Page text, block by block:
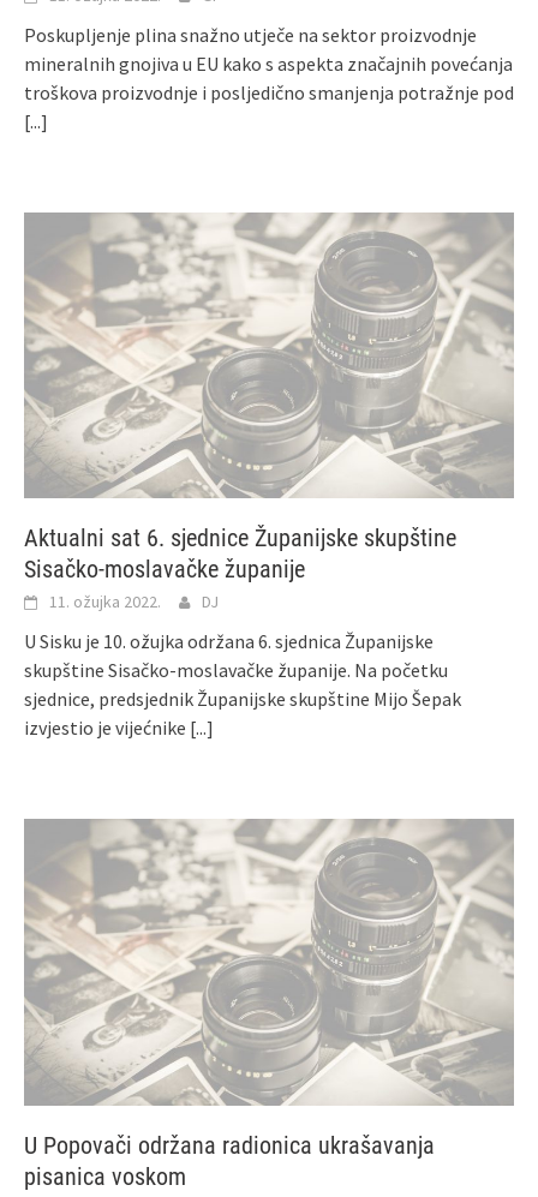
Poskupljenje plina snažno utječe na sektor proizvodnje
mineralnih gnojiva u EU kako s aspekta značajnih povećanja
troškova proizvodnje i posljedično smanjenja potražnje pod
[...]
Aktualni sat 6. sjednice Županijske skupštine
Sisačko-moslavačke županije
11. ožujka 2022. DJ
U Sisku je 10. ožujka održana 6. sjednica Županijske
skupštine Sisačko-moslavačke županije. Na početku
sjednice, predsjednik Županijske skupštine Mijo Šepak
izvjestio je vijećnike [...]
U Popovači održana radionica ukrašavanja
pisanica voskom